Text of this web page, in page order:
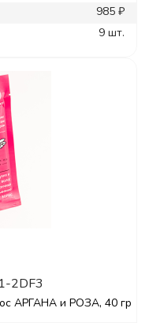
985 ₽
9 шт.
2DF3
АРГАНА и РОЗА, 40 гр